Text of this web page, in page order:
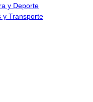
y Deporte
y Transporte